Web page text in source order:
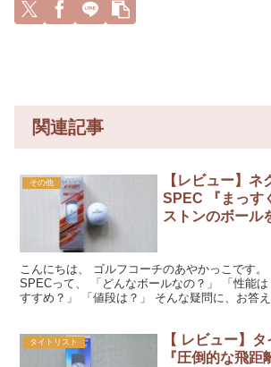
関連記事
その他
【レビュー】ネ
SPEC 『まっす
ストンのボール
こんにちは、 ゴルフコーチのあやかっこです
SPECって、 「どんなボールなの？」 「性能
すすめ？」 「値段は？」 そんな疑問に、お答え
タイトリスト
【 レビュー】
『圧倒的な飛